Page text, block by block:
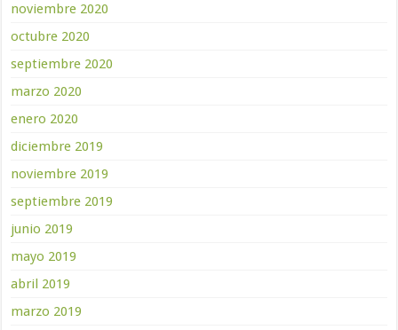
noviembre 2020
octubre 2020
septiembre 2020
marzo 2020
enero 2020
diciembre 2019
noviembre 2019
septiembre 2019
junio 2019
mayo 2019
abril 2019
marzo 2019